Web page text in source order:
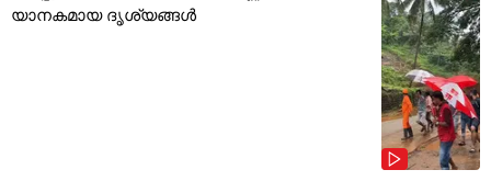
യാനകമായ ദൃശ്യങ്ങൾ